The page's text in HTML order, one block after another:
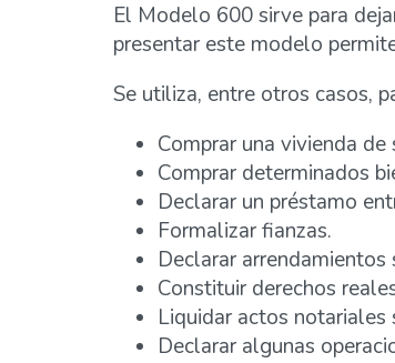
El Modelo 600 sirve para
presentar este modelo
Se utiliza, entre otros casos,
Comprar una vivienda de
Comprar determinados
Declarar un préstamo
Formalizar fianzas.
Declarar
Constituir derechos
Liquidar actos notariales
Declarar algunas